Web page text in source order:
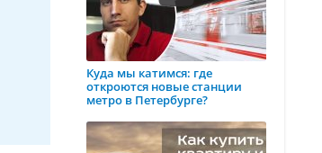
Куда мы катимся: где
откроются новые станции
метро в Петербурге?